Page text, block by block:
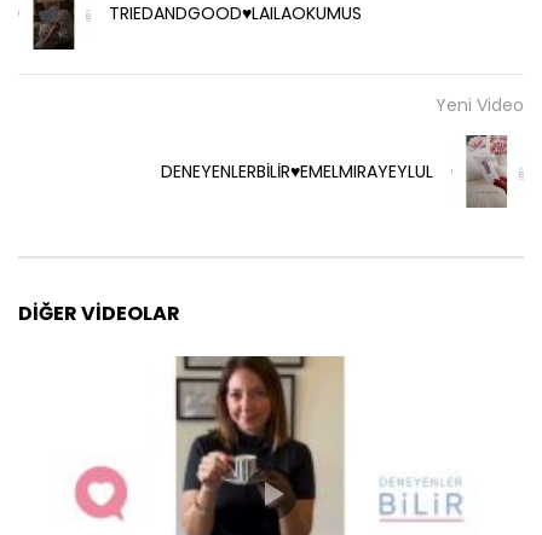
TRIEDANDGOOD♥️LAILAOKUMUS
Yeni Video
DENEYENLERBİLİR♥️EMELMIRAYEYLUL
DIĞER VIDEOLAR